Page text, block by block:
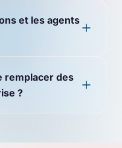
et les agents
remplacer des
?